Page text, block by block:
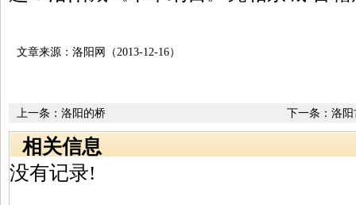
文章来源：洛阳网（2013-12-16）
下一条： 洛阳
秘大字
上一条： 洛阳的桥
相关信息
没有记录!